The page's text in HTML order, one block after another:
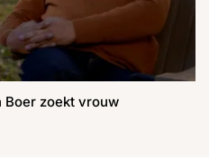
Boer zoekt vrouw